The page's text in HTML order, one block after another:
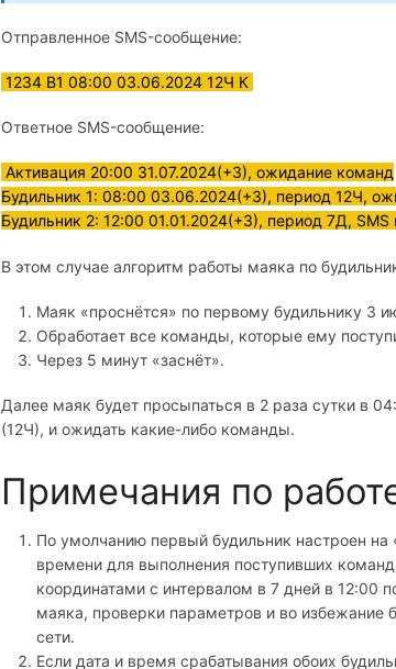
Отправленное SMS-сообщение:
1234 B1 08:00 03.06.2024 12Ч К
Ответное SMS-сообщение:
Активация 20:00 31.07.2024(+3), ожидание команд
Будильник 1: 08:00 03.06.2024(+3), период 12Ч,
Будильник 2: 12:00 01.01.2024(+3), период 7Д, SMS
В этом случае алгоритм работы маяка по
Маяк «проснётся» по первому будильнику 3
Обработает все команды, которые ему
Через 5 минут «заснёт».
Далее маяк будет просыпаться в 2 раза сутки в
(12Ч), и ожидать какие-либо команды.
Примечания по
По умолчанию первый будильник настроен
времени для выполнения поступивших
координатами с интервалом в 7 дней в 12:00
маяка, проверки параметров и во избежание
сети.
Если дата и время срабатывания обоих